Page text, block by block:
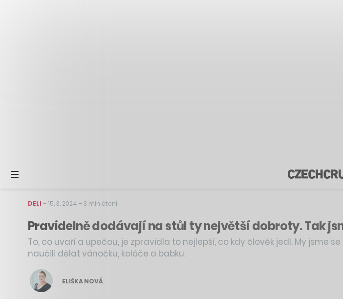
DELI –15. 3. 2024 –3 min čtení
Pravidelně dodávají na stůl ty největší dobroty. Tak
To, co uvaří a upečou, je zpravidla to nejlepší, co kdy člověk jedl. My jsme
naučili dělat vánočku, koláče a babku.
ELIŠKA NOVÁ